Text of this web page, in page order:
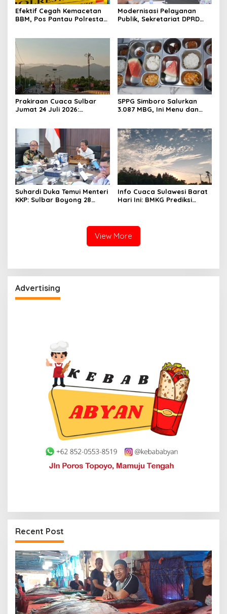
Efektif Cegah Kemacetan
BBM, Pos Pantau Polresta
Modernisasi Pelayanan
Publik, Sekretariat DPRD
Prakiraan Cuaca Sulbar
Jumat 24 Juli 2026:
SPPG Simboro Salurkan
3.087 MBG, Ini Menu dan
Suhardi Duka Temui Menteri
KKP: Sulbar Boyong 28
Info Cuaca Sulawesi Barat
Hari Ini: BMKG Prediksi
View More
Advertising
Recent Post